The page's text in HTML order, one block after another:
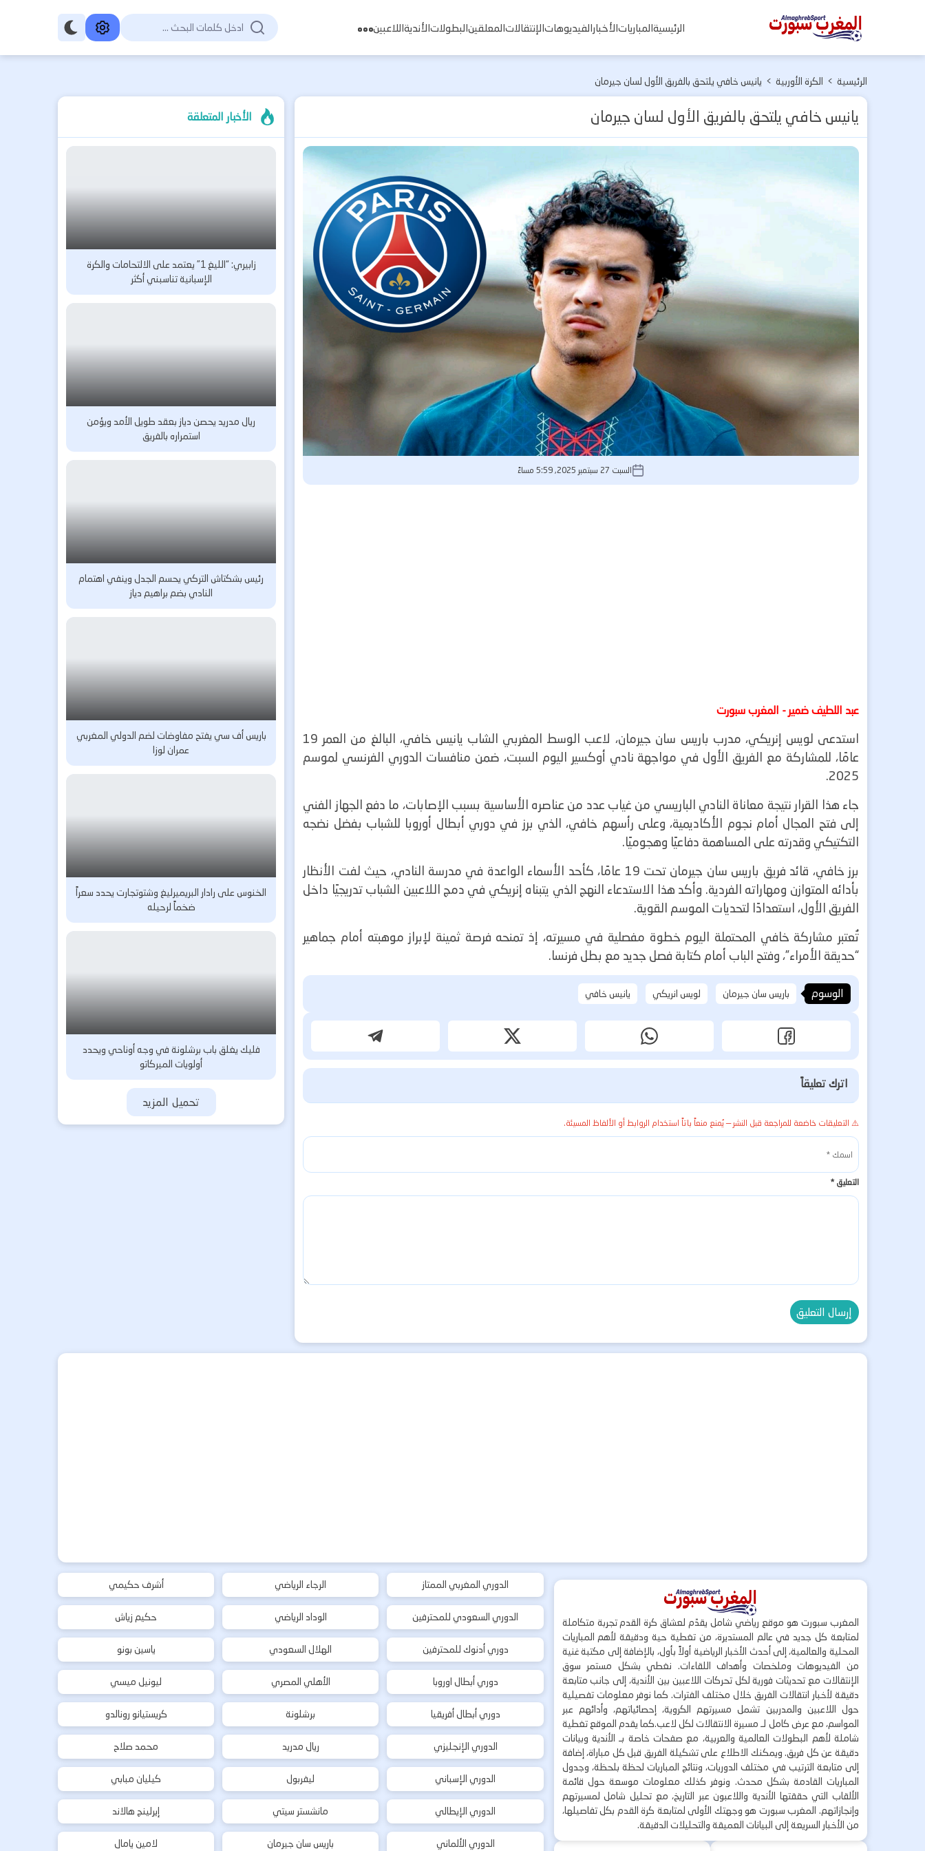
المغرب
الرئيسيةالمبارياتالأخبارالفيديوهاتالإنتقالاتالمعلقينالبطولاتالأنديةاللاعبين
الرئيسية > الكرة الأوربية > يانيس خافي يلتحق بالفريق الأول لسان جيرمان
يانيس خافي يلتحق بالفريق الأول لسان جيرمان
السبت 27 سبتمبر 2025, 5:59 مساءً
عبد اللطيف ضمير - المغرب سبورت
استدعى لويس إنريكي، مدرب باريس سان جيرمان، لاعب الوسط المغربي الشاب يانيس خافي، البالغ من العمر 19
عامًا، للمشاركة مع الفريق الأول في مواجهة نادي أوكسير اليوم السبت، ضمن منافسات الدوري الفرنسي لموسم
2025.
جاء هذا القرار نتيجة معاناة النادي الباريسي من غياب عدد من عناصره الأساسية بسبب الإصابات، ما دفع الجهاز الفني
إلى فتح المجال أمام نجوم الأكاديمية، وعلى رأسهم خافي، الذي برز في دوري أبطال أوروبا للشباب بفضل نضجه
التكتيكي وقدرته على المساهمة دفاعيًا وهجوميًا.
برز خافي، قائد فريق باريس سان جيرمان تحت 19 عامًا، كأحد الأسماء الواعدة في مدرسة النادي، حيث لفت الأنظار
بأدائه المتوازن ومهاراته الفردية. وأكد هذا الاستدعاء النهج الذي يتبناه إنريكي في دمج اللاعبين الشباب تدريجيًا داخل
الفريق الأول، استعدادًا لتحديات الموسم القوية.
تُعتبر مشاركة خافي المحتملة اليوم خطوة مفصلية في مسيرته، إذ تمنحه فرصة ثمينة لإبراز موهبته أمام جماهير
“حديقة الأمراء”، وفتح الباب أمام كتابة فصل جديد مع بطل فرنسا.
الوسوم باريس سان جيرمان لويس انريكي يانيس خافي
اترك تعليقاً
⚠️ التعليقات خاضعة للمراجعة قبل النشر — يُمنع منعاً باتاً استخدام الروابط أو الألفاظ المسيئة.
التعليق*
الأخبار المتعلقة
زابيري: “الليغ 1” يعتمد على الالتحامات والكرة
الإسبانية تناسبني أكثر
ريال مدريد يحصن دياز بعقد طويل الأمد ويؤمن
استمراره بالفريق
رئيس بشكتاش التركي يحسم الجدل وينفي اهتمام
النادي بضم براهيم دياز
باريس أف سي يفتح مفاوضات لضم الدولي المغربي
عمران لوزا
الخنوس على رادار البريميرليغ وشتوتجارت يحدد سعراً
ضخماً لرحيله
فليك يغلق باب برشلونة في وجه أوناحي ويحدد
أولويات الميركاتو
تحميل المزيد
المغرب سبورت هو موقع رياضي شامل يقدّم لعشاق كرة القدم تجربة متكاملة
لمتابعة كل جديد في عالم المستديرة، من تغطية حية ودقيقة لأهم المباريات
المحلية والعالمية، إلى أحدث الأخبار الرياضية أولاً بأول، بالإضافة إلى مكتبة غنية
من الفيديوهات وملخصات وأهداف اللقاءات. نغطي بشكل مستمر سوق
الإنتقالات مع تحديثات فورية لكل تحركات اللاعبين بين الأندية، إلى جانب متابعة
دقيقة لأخبار انتقالات الفريق خلال مختلف الفترات. كما نوفر معلومات تفصيلية
حول اللاعبين والمدربين تشمل مسيرتهم الكروية، إحصائياتهم، وأدائهم عبر
المواسم، مع عرض كامل لـ مسيرة الانتقالات لكل لاعب.كما يقدم الموقع تغطية
شاملة لأهم البطولات العالمية والعربية، مع صفحات خاصة بـ الأندية وبيانات
دقيقة عن كل فريق. ويمكنك الاطلاع على تشكيلة الفريق قبل كل مباراة، إضافة
إلى متابعة الترتيب في مختلف الدوريات، ونتائج المباريات لحظة بلحظة، وجدول
المباريات القادمة بشكل محدث. ونوفر كذلك معلومات موسعة حول قائمة
الألقاب التي حققتها الأندية واللاعبون عبر التاريخ، مع تحليل شامل لمسيرتهم
وإنجازاتهم. المغرب سبورت هو وجهتك الأولى لمتابعة كرة القدم بكل تفاصيلها،
من الأخبار السريعة إلى البيانات العميقة والتحليلات الدقيقة.
الدوري المغربي الممتاز
الدوري السعودي للمحترفين
دوري أدنوك للمحترفين
دوري أبطال اوروبا
دوري أبطال أفريقيا
الدوري الإنجليزي
الدوري الإسباني
الدوري الإيطالي
الدوري الألماني
الرجاء الرياضي
الوداد الرياضي
الهلال السعودي
الأهلي المصري
برشلونة
ريال مدريد
ليفربول
مانشستر سيتي
باريس سان جيرمان
أشرف حكيمي
حكيم زياش
ياسين بونو
ليونيل ميسي
كريستيانو رونالدو
محمد صلاح
كيليان مبابي
إيرلينج هالاند
لامين يامال